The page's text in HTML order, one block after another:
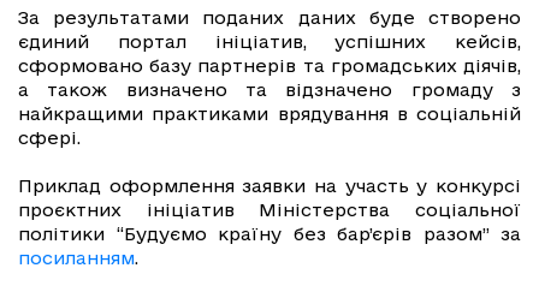
За результатами поданих даних буде створено
єдиний портал ініціатив, успішних кейсів,
сформовано базу партнерів та громадських діячів,
а також визначено та відзначено громаду з
найкращими практиками врядування в соціальній
сфері.
Приклад оформлення заявки на участь у конкурсі
проєктних ініціатив Міністерства соціальної
політики “Будуємо країну без бар’єрів разом” за
посиланням.